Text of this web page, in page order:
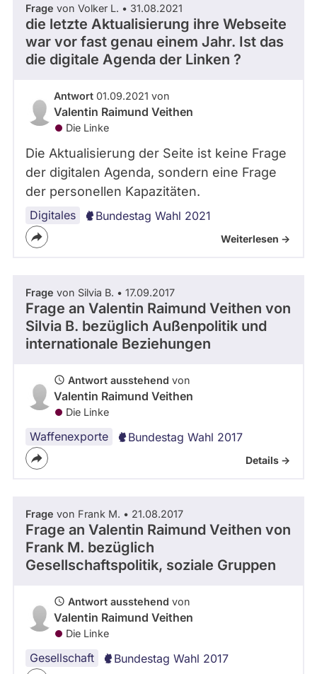
abgeordnetenwatch
befragt
werden.
Thema
- Alle -
Antwort Status
- Alle -
Frage von Volker L. • 31.08.2021
die letzte Aktualisierung ihre Webseite
war vor fast genau einem Jahr. Ist das
die digitale Agenda der Linken ?
Antwort 01.09.2021 von
Valentin Raimund Veithen
Die Linke
Die Aktualisierung der Seite ist keine Frage
der digitalen Agenda, sondern eine Frage
der personellen Kapazitäten.
Digitales Bundestag Wahl 2021
Weiterlesen ->
Frage von Silvia B. • 17.09.2017
Frage an Valentin Raimund Veithen von
Silvia B. bezüglich Außenpolitik und
internationale Beziehungen
Antwort ausstehend von
Valentin Raimund Veithen
Die Linke
Waffenexporte Bundestag Wahl 2017
Details ->
Frage von Frank M. • 21.08.2017
Frage an Valentin Raimund Veithen von
Frank M. bezüglich
Gesellschaftspolitik, soziale Gruppen
Antwort ausstehend von
Valentin Raimund Veithen
Die Linke
Gesellschaft Bundestag Wahl 2017